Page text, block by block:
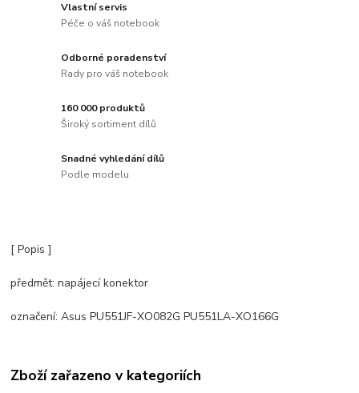
Vlastní servis
Péče o váš notebook
Odborné poradenství
Rady pro váš notebook
160 000 produktů
Široký sortiment dílů
Snadné vyhledání dílů
Podle modelu
[ Popis ]
předmět: napájecí konektor
označení: Asus PU551JF-XO082G PU551LA-XO166G
Zboží zařazeno v kategoriích